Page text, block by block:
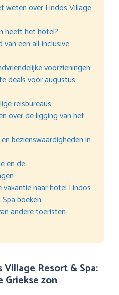
weten over Lindos Village
heeft het hotel?
een all-inclusive
voorzieningen
deals voor augustus
reisbureaus
over de ligging van het
bezienswaardigheden in
en de
vakantie naar hotel Lindos
boeken
andere toeristen
Resort & Spa:
Griekse zon